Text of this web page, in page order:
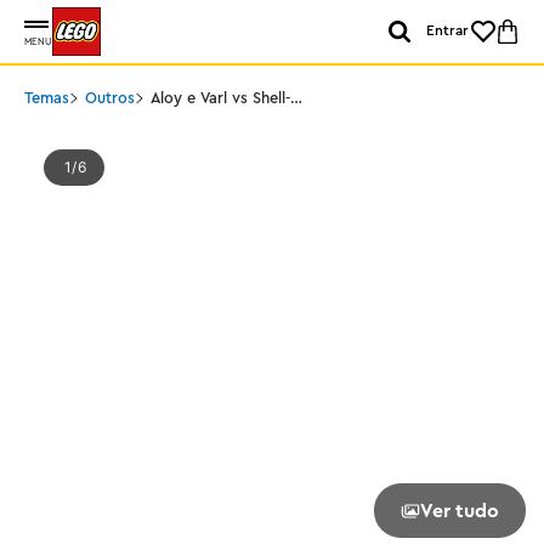
MENU
Entrar
Temas Outros
Aloy e Varl vs Shell-
1 6
Ver tudo